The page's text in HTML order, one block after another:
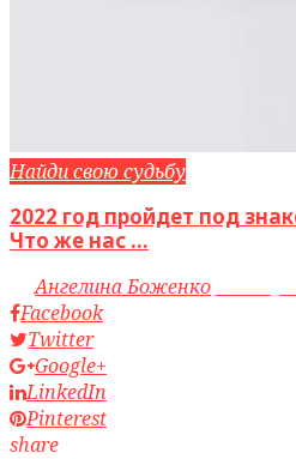
Найди свою судьбу
2022 год пройдет под
Что же нас ...
byАнгелина Боженко
Facebook
Twitter
Google+
LinkedIn
Pinterest
share